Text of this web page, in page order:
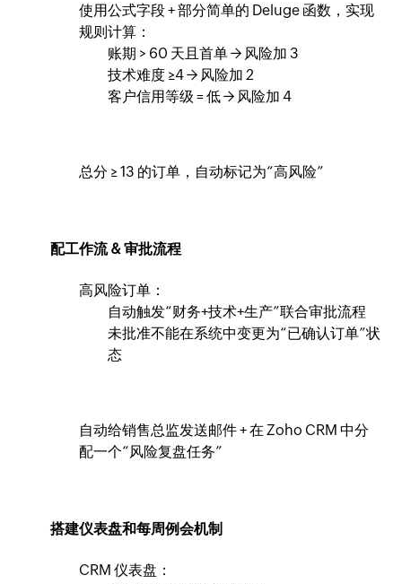
使用公式字段 + 部分简单的 Deluge 函数，实现
规则计算：
账期 > 60 天且首单 → 风险加 3
技术难度 ≥4 → 风险加 2
客户信用等级 = 低 → 风险加 4
总分 ≥ 13 的订单，自动标记为“高风险”
配工作流 & 审批流程
高风险订单：
自动触发“财务+技术+生产”联合审批流程
未批准不能在系统中变更为“已确认订单”状
态
自动给销售总监发送邮件 + 在 Zoho CRM 中分
配一个“风险复盘任务”
搭建仪表盘和每周例会机制
CRM 仪表盘：